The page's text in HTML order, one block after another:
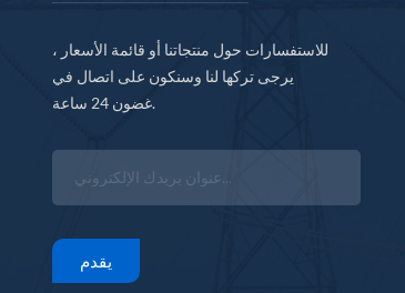
للاستفسارات حول منتجاتنا أو قائمة الأسعار ،
يرجى تركها لنا وسنكون على اتصال في
غضون 24 ساعة.
يقدم